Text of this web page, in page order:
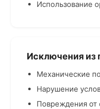
Использование
Исключения из
Механические
Нарушение
Повреждения от